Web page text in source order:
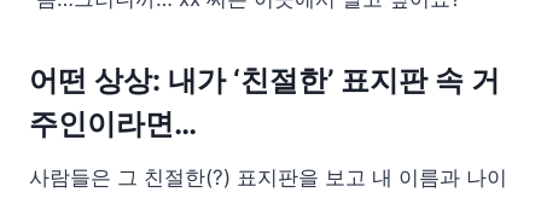
어떤 상상: 내가 ‘친절한’ 표지판 속 거
주인이라면…
사람들은 그 친절한(?) 표지판을 보고 내 이름과 나이